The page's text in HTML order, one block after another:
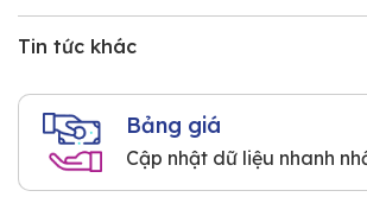
Tin tức khác
Bảng giá
Cập nhật dữ liệu nhanh